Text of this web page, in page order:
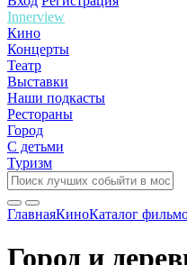
Innerview
Кино
Концерты
Театр
Выставки
Наши подкасты
Рестораны
Город
С детьми
Туризм
ГлавнаяКиноКаталог
Город и